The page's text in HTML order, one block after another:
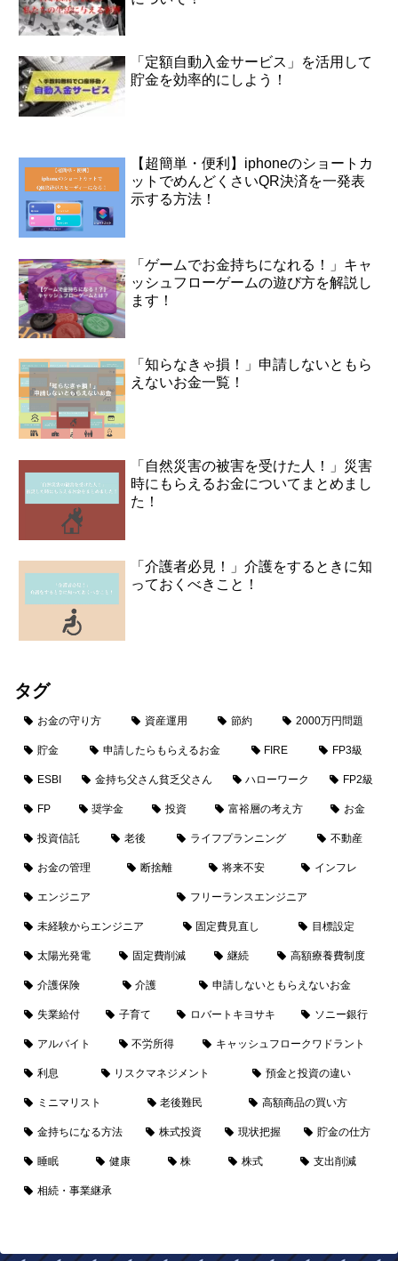
「定額自動入金サービス」を活用して
貯金を効率的にしよう！
【超簡単・便利】iphoneのショートカ
ットでめんどくさいQR決済を一発表
示する方法！
「ゲームでお金持ちになれる！」キャ
ッシュフローゲームの遊び方を解説し
ます！
「知らなきゃ損！」申請しないともら
えないお金一覧！
「自然災害の被害を受けた人！」災害
時にもらえるお金についてまとめまし
た！
「介護者必見！」介護をするときに知
っておくべきこと！
タグ
お金の守り方 資産運用 節約 2000万円問題
貯金 申請したらもらえるお金 FIRE FP3級
ESBI 金持ち父さん貧乏父さん ハローワーク FP2級
FP 奨学金 投資 富裕層の考え方 お金
投資信託 老後 ライフプランニング 不動産
お金の管理 断捨離 将来不安 インフレ
エンジニア フリーランスエンジニア
未経験からエンジニア 固定費見直し 目標設定
太陽光発電 固定費削減 継続 高額療養費制度
介護保険 介護 申請しないともらえないお金
失業給付 子育て ロバートキヨサキ ソニー銀行
アルバイト 不労所得 キャッシュフロークワドラント
利息 リスクマネジメント 預金と投資の違い
ミニマリスト 老後難民 高額商品の買い方
金持ちになる方法 株式投資 現状把握 貯金の仕方
睡眠 健康 株 株式 支出削減
相続・事業継承